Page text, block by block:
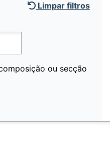
Limpar filtros
ou secção